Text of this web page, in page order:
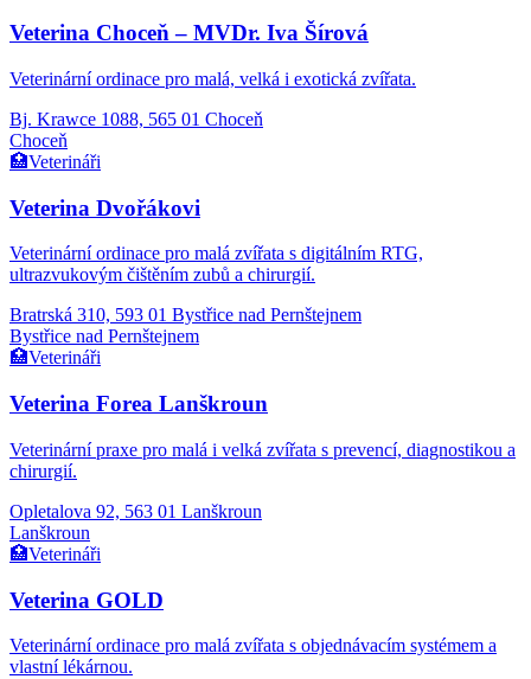
Veterina Choceň – MVDr. Iva Šírová
Veterinární ordinace pro malá, velká i exotická zvířata.
Bj. Krawce 1088, 565 01 Choceň
Choceň
🏥Veterináři
Veterina Dvořákovi
Veterinární ordinace pro malá zvířata s digitálním RTG,
ultrazvukovým čištěním zubů a chirurgií.
Bratrská 310, 593 01 Bystřice nad Pernštejnem
Bystřice nad Pernštejnem
🏥Veterináři
Veterina Forea Lanškroun
Veterinární praxe pro malá i velká zvířata s prevencí, diagnostikou a
chirurgií.
Opletalova 92, 563 01 Lanškroun
Lanškroun
🏥Veterináři
Veterina GOLD
Veterinární ordinace pro malá zvířata s objednávacím systémem a
vlastní lékárnou.